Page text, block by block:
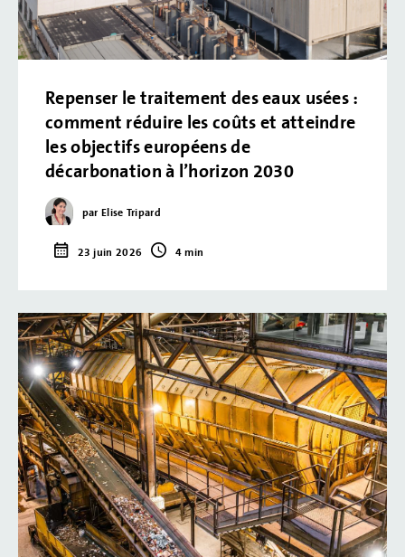
Repenser le traitement des eaux usées :
comment réduire les coûts et atteindre
les objectifs européens de
décarbonation à l’horizon 2030
par Elise Tripard
23 juin 2026 4 min